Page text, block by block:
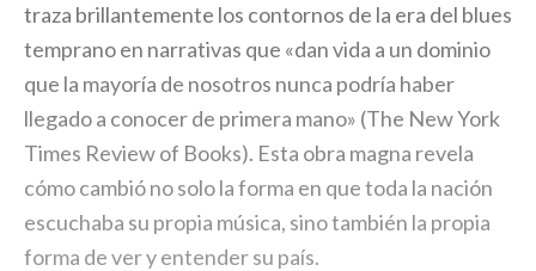
traza brillantemente los contornos de la era del blues
temprano en narrativas que «dan vida a un dominio
que la mayoría de nosotros nunca podría haber
llegado a conocer de primera mano» (The New York
Times Review of Books). Esta obra magna revela
cómo cambió no solo la forma en que toda la nación
escuchaba su propia música, sino también la propia
forma de ver y entender su país.